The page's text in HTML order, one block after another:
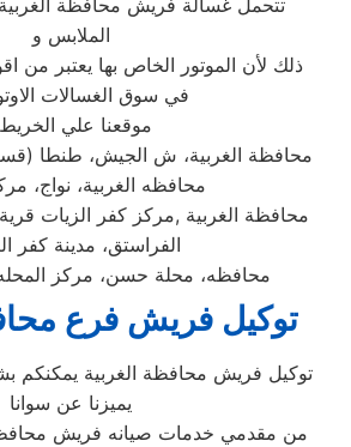
تتحمل غسالة فريش محافظة
الملابس و
ذلك لأن الموتور الخاص بها يعتبر من
في سوق الغسالات
موقعنا علي
محافظة الغربية، ش الجيش، طنطا (قسم 2)، قسم ثان
محافظه الغربية، نواج،
محافظة الغربية ,مركز كفر الزيات
الفراستق، مدينة كفر
محافظه، محلة حسن، مركز المحله
توكيلفريش فرع
توكيل فريش محافظة الغربية يمكنكم
يميزنا عن سوانا
من مقدمي خدمات صيانه فريش